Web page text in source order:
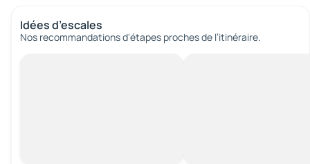
Idées d’escales
Nos recommandations d'étapes proches de l’itinéraire.